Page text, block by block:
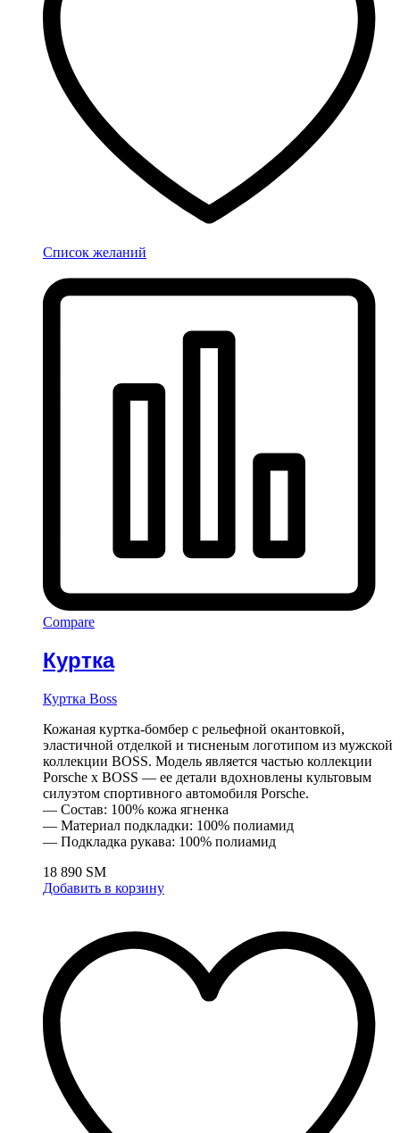
Список желаний
Compare
Куртка
Куртка Boss
Кожаная куртка-бомбер с рельефной окантовкой,
эластичной отделкой и тисненым логотипом из мужской
коллекции BOSS. Модель является частью коллекции
Porsche x BOSS — ее детали вдохновлены культовым
силуэтом спортивного автомобиля Porsche.
— Состав: 100% кожа ягненка
— Материал подкладки: 100% полиамид
— Подкладка рукава: 100% полиамид
18 890 ЅМ
Добавить в корзину